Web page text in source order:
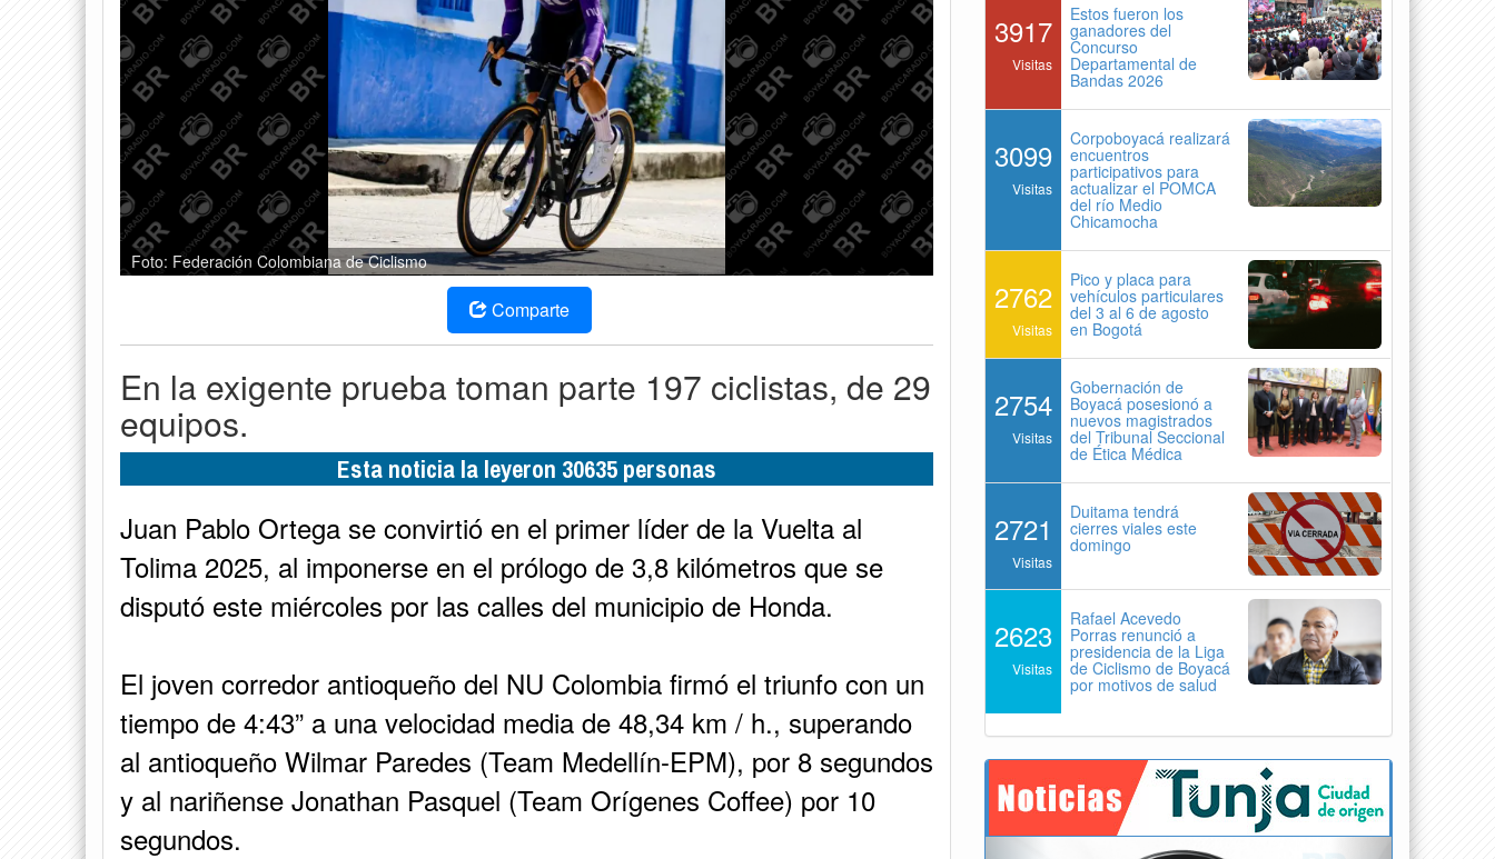
Foto: Federación Colombiana de Ciclismo
Comparte
En la exigente prueba toman parte 197 ciclistas, de 29
equipos.
Esta noticia la leyeron 30635 personas
Juan Pablo Ortega se convirtió en el primer líder de la Vuelta al
Tolima 2025, al imponerse en el prólogo de 3,8 kilómetros que se
disputó este miércoles por las calles del municipio de Honda.
El joven corredor antioqueño del NU Colombia firmó el triunfo con un
tiempo de 4:43” a una velocidad media de 48,34 km / h., superando
al antioqueño Wilmar Paredes (Team Medellín-EPM), por 8 segundos
y al nariñense Jonathan Pasquel (Team Orígenes Coffee) por 10
segundos.
3917
Visitas
Estos fueron los
ganadores del
Concurso
Departamental de
Bandas 2026
3099
Visitas
Corpoboyacá realizará
encuentros
participativos para
actualizar el POMCA
del río Medio
Chicamocha
2762
Visitas
Pico y placa para
vehículos particulares
del 3 al 6 de agosto
en Bogotá
2754
Visitas
Gobernación de
Boyacá posesionó a
nuevos magistrados
del Tribunal Seccional
de Ética Médica
2721
Visitas
Duitama tendrá
cierres viales este
domingo
2623
Visitas
Rafael Acevedo
Porras renunció a
presidencia de la Liga
de Ciclismo de Boyacá
por motivos de salud